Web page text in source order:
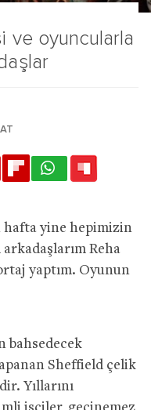
ve oyuncularla
hafta yine hepimizin
Reha
yaptım. Oyunun
bahsedecek
Sheffield çelik
Yıllarını